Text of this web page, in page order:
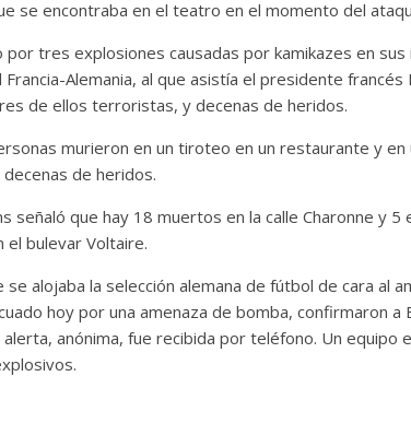
se encontraba en el teatro en el momento del
por tres explosiones causadas por kamikazes en
Alemania, al que asistía el presidente francés
de ellos terroristas, y decenas de heridos.
murieron en un tiroteo en un restaurante y
de heridos.
señaló que hay 18 muertos en la calle Charonne y 5
bulevar Voltaire.
alojaba la selección alemana de fútbol de cara al
hoy por una amenaza de bomba, confirmaron a
anónima, fue recibida por teléfono. Un equipo